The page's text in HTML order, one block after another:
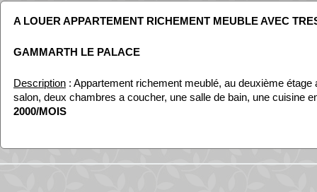
A LOUER APPARTEMENT RICHEMENT MEUBLE AVEC
GAMMARTH LE PALACE
Description : Appartement richement meublé, au deuxième
salon, deux chambres a coucher, une salle de bain, une cuisine
2000/MOIS